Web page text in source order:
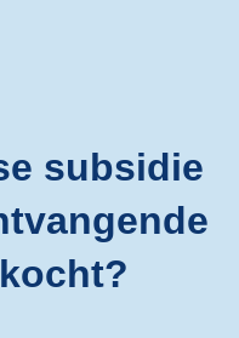
subsidie